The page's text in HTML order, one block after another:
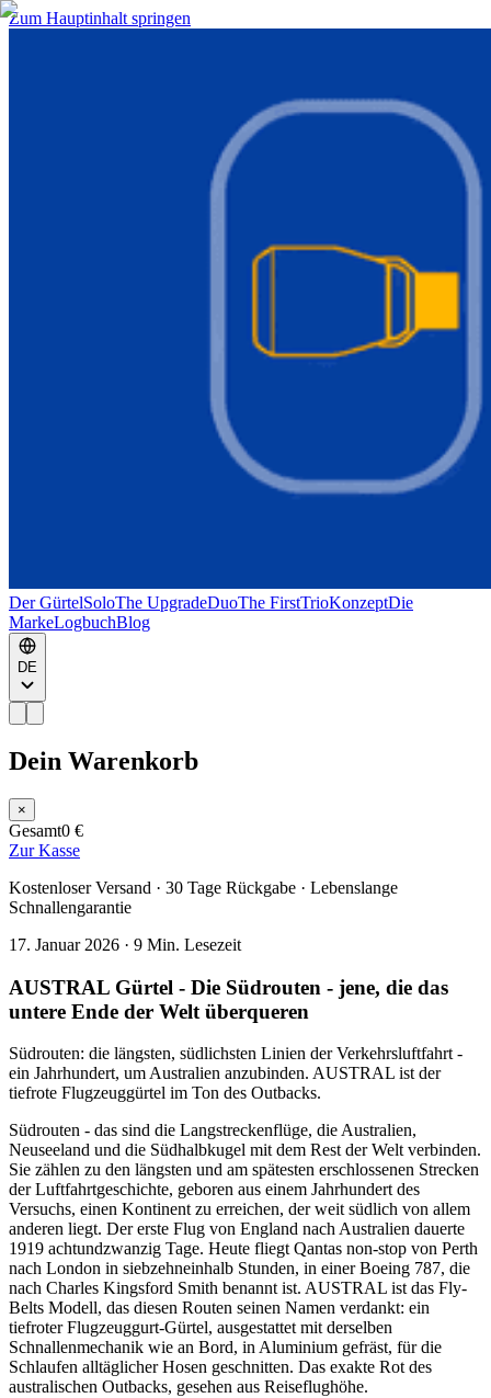
Zum Hauptinhalt springen
Der GürtelSoloThe UpgradeDuoThe FirstTrioKonzeptDie
MarkeLogbuchBlog
DE
Dein Warenkorb
×
Gesamt0 €
Zur Kasse
Kostenloser Versand · 30 Tage Rückgabe · Lebenslange
Schnallengarantie
17. Januar 2026 · 9 Min. Lesezeit
AUSTRAL Gürtel - Die Südrouten - jene, die das
untere Ende der Welt überqueren
Südrouten: die längsten, südlichsten Linien der Verkehrsluftfahrt -
ein Jahrhundert, um Australien anzubinden. AUSTRAL ist der
tiefrote Flugzeuggürtel im Ton des Outbacks.
Südrouten - das sind die Langstreckenflüge, die Australien,
Neuseeland und die Südhalbkugel mit dem Rest der Welt verbinden.
Sie zählen zu den längsten und am spätesten erschlossenen Strecken
der Luftfahrtgeschichte, geboren aus einem Jahrhundert des
Versuchs, einen Kontinent zu erreichen, der weit südlich von allem
anderen liegt. Der erste Flug von England nach Australien dauerte
1919 achtundzwanzig Tage. Heute fliegt Qantas non-stop von Perth
nach London in siebzehneinhalb Stunden, in einer Boeing 787, die
nach Charles Kingsford Smith benannt ist. AUSTRAL ist das Fly-
Belts Modell, das diesen Routen seinen Namen verdankt: ein
tiefroter Flugzeuggurt-Gürtel, ausgestattet mit derselben
Schnallenmechanik wie an Bord, in Aluminium gefräst, für die
Schlaufen alltäglicher Hosen geschnitten. Das exakte Rot des
australischen Outbacks, gesehen aus Reiseflughöhe.